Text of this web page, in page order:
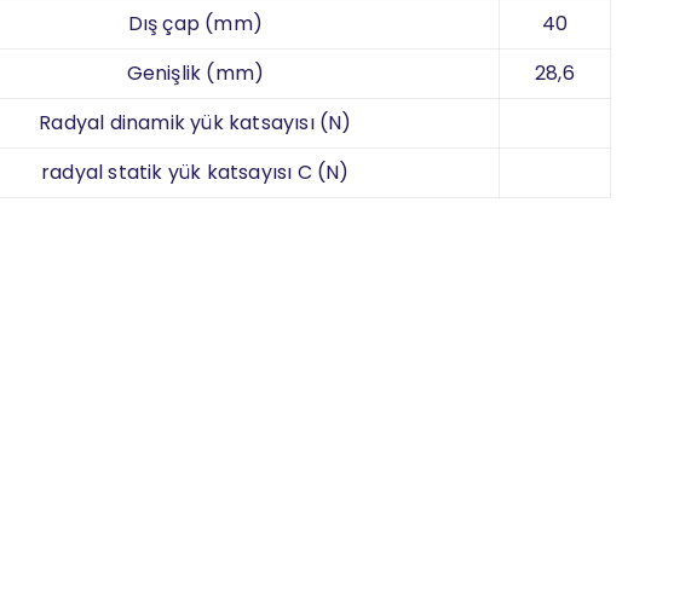
Dış çap (mm)
40
Genişlik (mm)
28,6
Radyal dinamik yük katsayısı (N)
radyal statik yük katsayısı C (N)